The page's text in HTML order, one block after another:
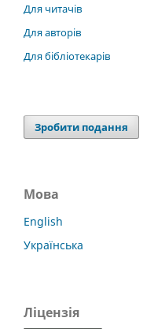
Для читачів
Для авторів
Для бібліотекарів
Зробити подання
Мова
English
Українська
Ліцензія